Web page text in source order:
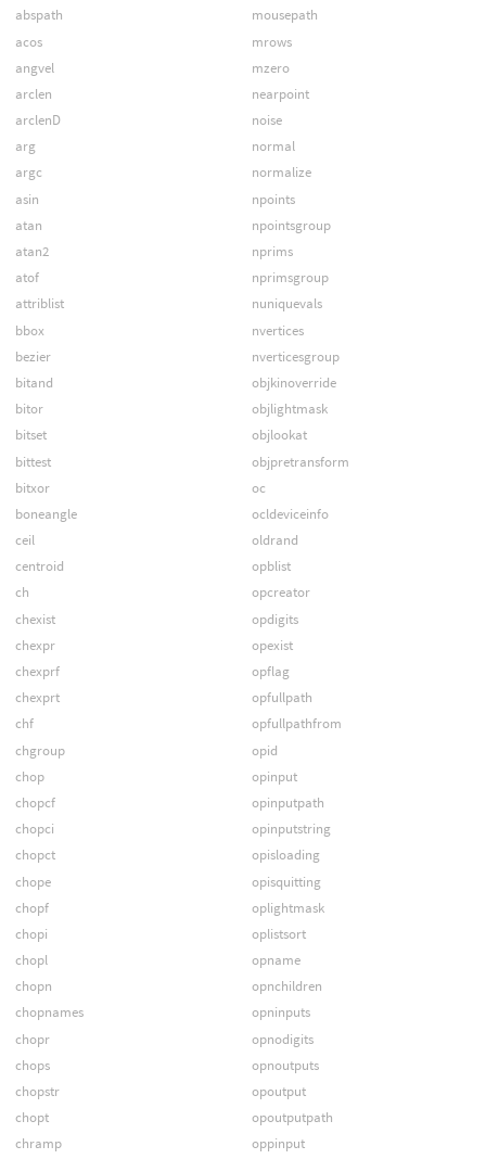
abspath
acos
angvel
arclen
arclenD
arg
argc
asin
atan
atan2
atof
attriblist
bbox
bezier
bitand
bitor
bitset
bittest
bitxor
boneangle
ceil
centroid
ch
chexist
chexpr
chexprf
chexprt
chf
chgroup
chop
chopcf
chopci
chopct
chope
chopf
chopi
chopl
chopn
chopnames
chopr
chops
chopstr
chopt
chramp
mousepath
mrows
mzero
nearpoint
noise
normal
normalize
npoints
npointsgroup
nprims
nprimsgroup
nuniquevals
nvertices
nverticesgroup
objkinoverride
objlightmask
objlookat
objpretransform
oc
ocldeviceinfo
oldrand
opblist
opcreator
opdigits
opexist
opflag
opfullpath
opfullpathfrom
opid
opinput
opinputpath
opinputstring
opisloading
opisquitting
oplightmask
oplistsort
opname
opnchildren
opninputs
opnodigits
opnoutputs
opoutput
opoutputpath
oppinput